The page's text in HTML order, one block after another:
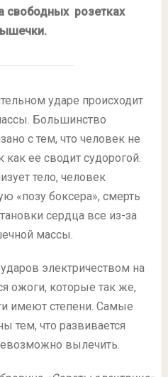
свободных розетках
ударе происходит
Большинство
с тем, что человек не
как ее сводит судорогой.
тело, человек
«позу боксера», смерть
сердца все из-за
массы.
электричеством на
ожоги, которые так же,
имеют степени. Самые
тем, что развивается
вылечить.